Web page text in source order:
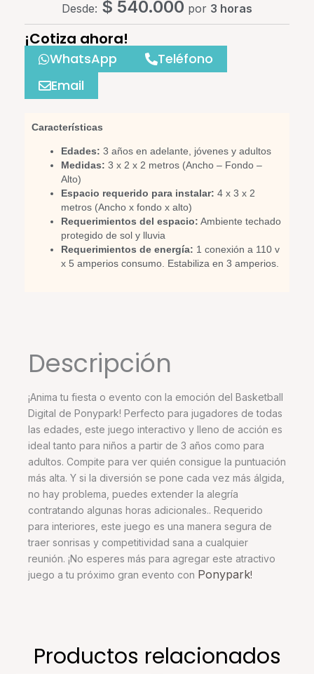
Características
Edades: 3 años en adelante, jóvenes y adultos
Medidas: 3 x 2 x 2 metros (Ancho – Fondo –
Alto)
Espacio requerido para instalar: 4 x 3 x 2
metros (Ancho x fondo x alto)
Requerimientos del espacio: Ambiente techado
protegido de sol y lluvia
Requerimientos de energía: 1 conexión a 110 v
x 5 amperios consumo. Estabiliza en 3 amperios.
Desde: $ 540.000 por 3 horas
¡Cotiza ahora!
WhatsApp
Teléfono
Email
Descripción
¡Anima tu fiesta o evento con la emoción del Basketball
Digital de Ponypark! Perfecto para jugadores de todas
las edades, este juego interactivo y lleno de acción es
ideal tanto para niños a partir de 3 años como para
adultos. Compite para ver quién consigue la puntuación
más alta. Y si la diversión se pone cada vez más álgida,
no hay problema, puedes extender la alegría
contratando algunas horas adicionales.. Requerido
para interiores, este juego es una manera segura de
traer sonrisas y competitividad sana a cualquier
reunión. ¡No esperes más para agregar este atractivo
juego a tu próximo gran evento con Ponypark!
Productos relacionados